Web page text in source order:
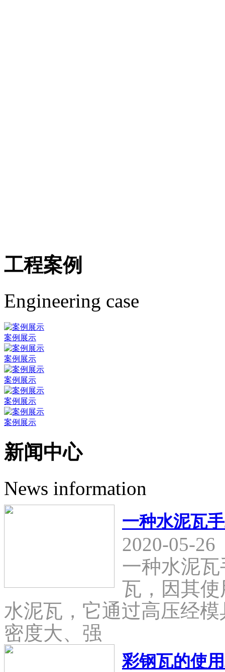
工程案例
Engineering case
案例展示
案例展示
案例展示
案例展示
案例展示
新闻中心
News information
一种水泥瓦
2020-05-26
一种水泥
瓦，因其
水泥瓦，它通过高压经
密度大、强
彩钢瓦的使